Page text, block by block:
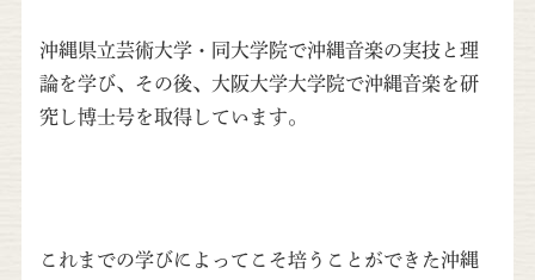
沖縄県立芸術大学・同大学院で沖縄音楽の実技と理
論を学び、その後、大阪大学大学院で沖縄音楽を研
究し博士号を取得しています。
これまでの学びによってこそ培うことができた沖縄